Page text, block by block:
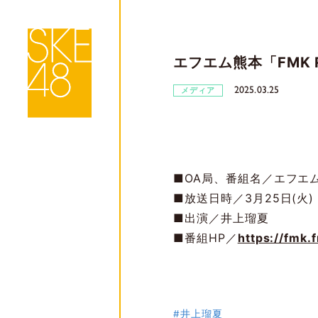
エフエム熊本「FMK
メディア 2025.03.25
■OA局、番組名／エフエ
■放送日時／3月25日(火)
■出演／井上瑠夏
■番組HP／ https://
#井上瑠夏